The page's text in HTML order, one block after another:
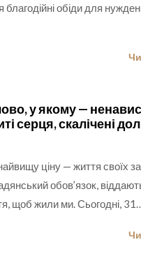
обіди для
у якому —
серця, скалічені
ціну — життя своїх
обов’язок,
щоб жили ми. Сьогодні,